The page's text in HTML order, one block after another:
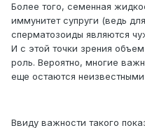
Более того, семенная
иммунитет супруги (ведь
сперматозоиды являются
И с этой точки зрения
роль. Вероятно, многие
еще остаются неизвестными
Ввиду важности такого